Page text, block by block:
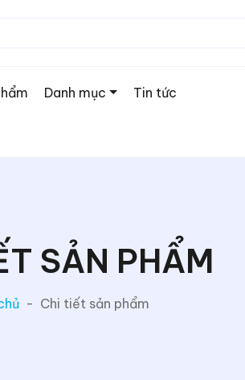
Danh mục Tin tức
SẢN PHẨM
- Chi tiết sản phẩm